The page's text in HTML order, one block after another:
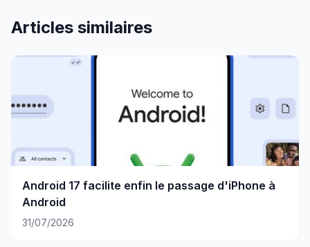
Articles similaires
Android 17 facilite enfin le passage d'iPhone à
Android
31/07/2026